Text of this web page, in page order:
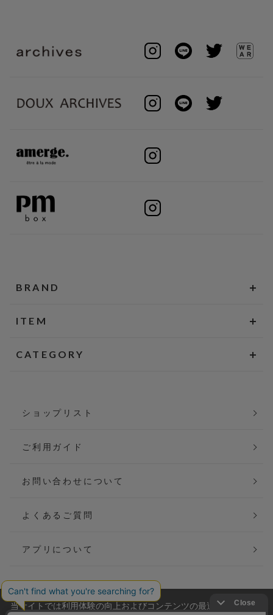
BRAND
ITEM
CATEGORY
ショップリスト
ご利用ガイド
お問い合わせについて
よくあるご質問
アプリについて
当サイトでは利用体験の向上およびコンテンツの最適な提供、ト